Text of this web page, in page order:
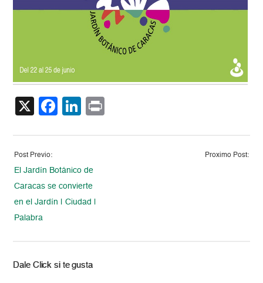
X Facebook
LinkedIn
Post Previo:
El Jardín Botánico de
Caracas se convierte
en el Jardín | Ciudad |
Palabra
Proximo Post:
Dale Click si te gusta